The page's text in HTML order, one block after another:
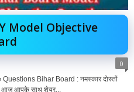
Model Objective
0
Bihar Board : नमस्कार दोस्तों
आज आपके साथ शेयर...